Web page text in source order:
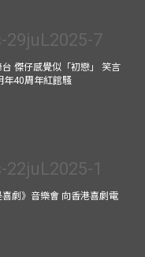
傑仔感覺似「初戀」 笑言
年40周年紅館騷
劇》音樂會 向香港喜劇電